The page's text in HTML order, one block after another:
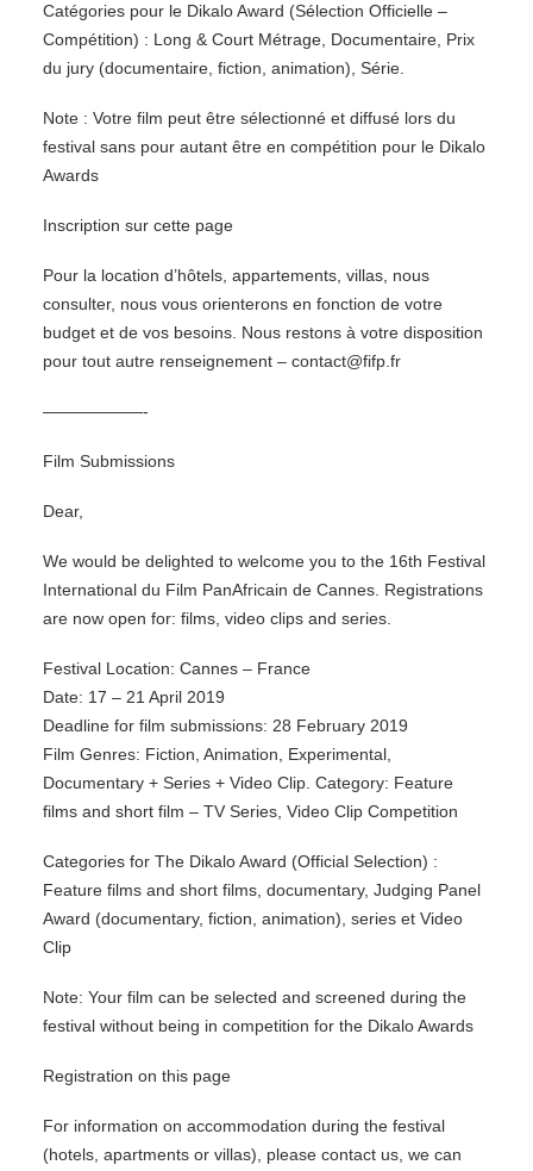
Catégories pour le Dikalo Award (Sélection Officielle –
Compétition) : Long & Court Métrage, Documentaire, Prix
du jury (documentaire, fiction, animation), Série.
Note : Votre film peut être sélectionné et diffusé lors du
festival sans pour autant être en compétition pour le Dikalo
Awards
Inscription sur cette page
Pour la location d’hôtels, appartements, villas, nous
consulter, nous vous orienterons en fonction de votre
budget et de vos besoins. Nous restons à votre disposition
pour tout autre renseignement – contact@fifp.fr
——————-
Film Submissions
Dear,
We would be delighted to welcome you to the 16th Festival
International du Film PanAfricain de Cannes. Registrations
are now open for: films, video clips and series.
Festival Location: Cannes – France
Date: 17 – 21 April 2019
Deadline for film submissions: 28 February 2019
Film Genres: Fiction, Animation, Experimental,
Documentary + Series + Video Clip. Category: Feature
films and short film – TV Series, Video Clip Competition
Categories for The Dikalo Award (Official Selection) :
Feature films and short films, documentary, Judging Panel
Award (documentary, fiction, animation), series et Video
Clip
Note: Your film can be selected and screened during the
festival without being in competition for the Dikalo Awards
Registration on this page
For information on accommodation during the festival
(hotels, apartments or villas), please contact us, we can